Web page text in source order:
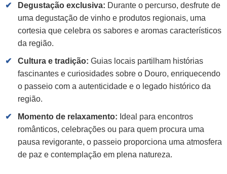
Degustação exclusiva: Durante o percurso, desfrute de
uma degustação de vinho e produtos regionais, uma
cortesia que celebra os sabores e aromas característicos
da região.
Cultura e tradição: Guias locais partilham histórias
fascinantes e curiosidades sobre o Douro, enriquecendo
o passeio com a autenticidade e o legado histórico da
região.
Momento de relaxamento: Ideal para encontros
românticos, celebrações ou para quem procura uma
pausa revigorante, o passeio proporciona uma atmosfera
de paz e contemplação em plena natureza.